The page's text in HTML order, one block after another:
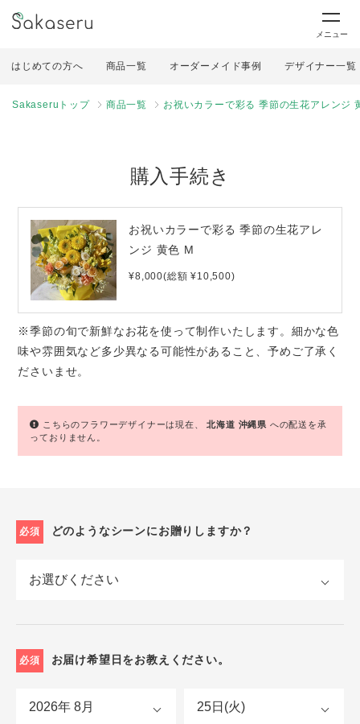
メニュー
はじめての方へ 商品一覧 オーダーメイド事例 デザイナー一覧
Sakaseruトップ 商品一覧 お祝いカラーで彩る 季節の生花アレンジ
購入手続き
お祝いカラーで彩る 季節の生花アレ
ンジ 黄色 M
¥8,000(総額 ¥10,500)
※季節の旬で新鮮なお花を使って制作いたします。細かな色
味や雰囲気など多少異なる可能性があること、予めご了承く
ださいませ。
こちらのフラワーデザイナーは現在、北海道 沖縄県 への配送を承
っておりません。
必須 どのようなシーンにお贈りしますか？
必須 お届け希望日をお教えください。